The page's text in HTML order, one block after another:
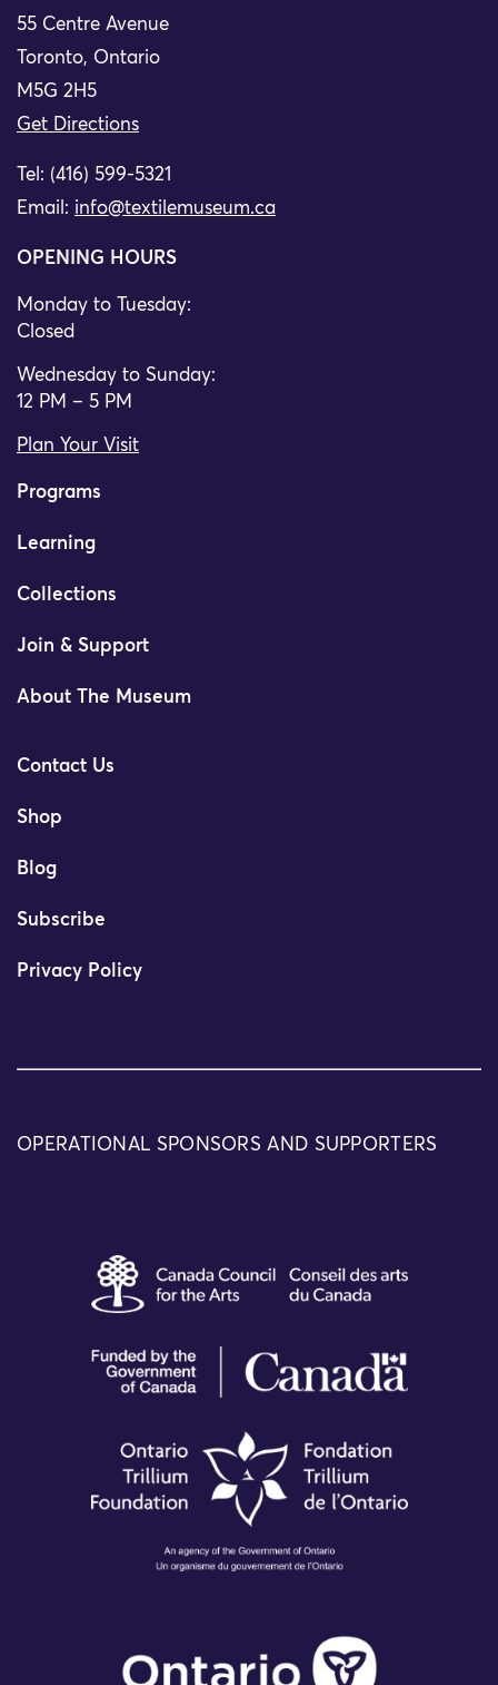
55 Centre Avenue
Toronto, Ontario
M5G 2H5
Get Directions
Tel: (416) 599-5321
Email: info@textilemuseum.ca
OPENING HOURS
Monday to Tuesday:
Closed
Wednesday to Sunday:
12 PM – 5 PM
Plan Your Visit
Programs
Learning
Collections
Join & Support
About The Museum
Contact Us
Shop
Blog
Subscribe
Privacy Policy
OPERATIONAL SPONSORS AND SUPPORTERS